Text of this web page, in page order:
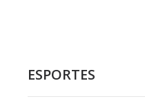
ESPORTES